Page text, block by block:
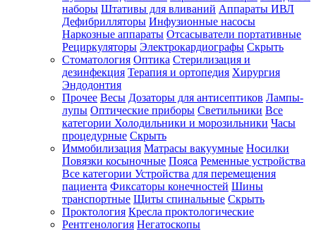
наборы Штативы для вливаний Аппараты ИВЛ
Дефибрилляторы Инфузионные насосы
Наркозные аппараты Отсасыватели портативные
Рециркуляторы Электрокардиографы Скрыть
Стоматология Оптика Стерилизация и
дезинфекция Терапия и ортопедия Хирургия
Эндодонтия
Прочее Весы Дозаторы для антисептиков Лампы-
лупы Оптические приборы Светильники Все
категории Холодильники и морозильники Часы
процедурные Скрыть
Иммобилизация Матрасы вакуумные Носилки
Повязки косыночные Пояса Ременные устройства
Все категории Устройства для перемещения
пациента Фиксаторы конечностей Шины
транспортные Щиты спинальные Скрыть
Проктология Кресла проктологические
Рентгенология Негатоскопы